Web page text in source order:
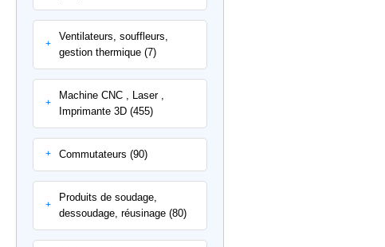
+
Ventilateurs, souffleurs,
gestion thermique (7)
+
Machine CNC , Laser ,
Imprimante 3D (455)
+ Commutateurs (90)
+
Produits de soudage,
dessoudage, réusinage (80)